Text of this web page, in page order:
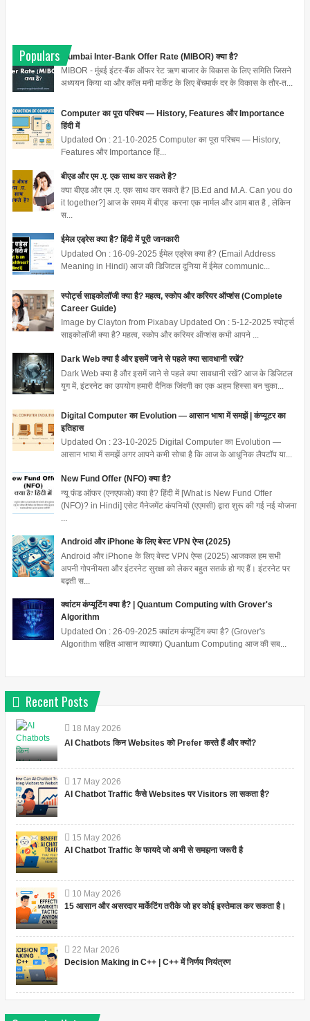
Populars
Mumbai Inter-Bank Offer Rate (MIBOR) क्या है?
MIBOR - मुंबई इंटर-बैंक ऑफर रेट ऋण बाजार के विकास के लिए समिति जिसने
अध्ययन किया था और कॉल मनी मार्केट के लिए बेंचमार्क दर के विकास के तौर-त...
Computer का पूरा परिचय — History, Features और Importance
हिंदी में
Updated On : 21-10-2025 Computer का पूरा परिचय — History,
Features और Importance हिं...
बीएड और एम .ए. एक साथ कर सकते है?
क्या बीएड और एम .ए. एक साथ कर सकते है? [B.Ed and M.A. Can you do
it together?] आज के समय में बीएड करना एक नार्मल और आम बात है , लेकिन
स...
ईमेल एड्रेस क्या है? हिंदी में पूरी जानकारी
Updated On : 16-09-2025 ईमेल एड्रेस क्या है? (Email Address
Meaning in Hindi) आज की डिजिटल दुनिया में ईमेल communic...
स्पोर्ट्स साइकोलॉजी क्या है? महत्व, स्कोप और करियर ऑप्शंस (Complete
Career Guide)
Image by Clayton from Pixabay Updated On : 5-12-2025 स्पोर्ट्स
साइकोलॉजी क्या है? महत्व, स्कोप और करियर ऑप्शंस कभी आपने ...
Dark Web क्या है और इसमें जाने से पहले क्या सावधानी रखें?
Dark Web क्या है और इसमें जाने से पहले क्या सावधानी रखें? आज के डिजिटल
युग में, इंटरनेट का उपयोग हमारी दैनिक जिंदगी का एक अहम हिस्सा बन चुका...
Digital Computer का Evolution — आसान भाषा में समझें | कंप्यूटर का
इतिहास
Updated On : 23-10-2025 Digital Computer का Evolution —
आसान भाषा में समझें अगर आपने कभी सोचा है कि आज के आधुनिक लैपटॉप या...
New Fund Offer (NFO) क्या है?
न्यू फंड ऑफर (एनएफओ) क्या है? हिंदी में [What is New Fund Offer
(NFO)? in Hindi] एसेट मैनेजमेंट कंपनियों (एएमसी) द्वारा शुरू की गई नई योजना
Android और iPhone के लिए बेस्ट VPN ऐप्स (2025)
Android और iPhone के लिए बेस्ट VPN ऐप्स (2025) आजकल हम सभी
अपनी गोपनीयता और इंटरनेट सुरक्षा को लेकर बहुत सतर्क हो गए हैं। इंटरनेट पर
बढ़ती स...
क्वांटम कंप्यूटिंग क्या है? | Quantum Computing with Grover's
Algorithm
Updated On : 26-09-2025 क्वांटम कंप्यूटिंग क्या है? (Grover's
Algorithm सहित आसान व्याख्या) Quantum Computing आज की सब...
Recent Posts
18 May 2026
AI Chatbots किन Websites को Prefer करते हैं और क्यों?
17 May 2026
AI Chatbot Traffic कैसे Websites पर Visitors ला सकता है?
15 May 2026
AI Chatbot Traffic के फायदे जो अभी से समझना जरूरी है
10 May 2026
15 आसान और असरदार मार्केटिंग तरीके जो हर कोई इस्तेमाल कर सकता है।
22 Mar 2026
Decision Making in C++ | C++ में निर्णय नियंत्रण